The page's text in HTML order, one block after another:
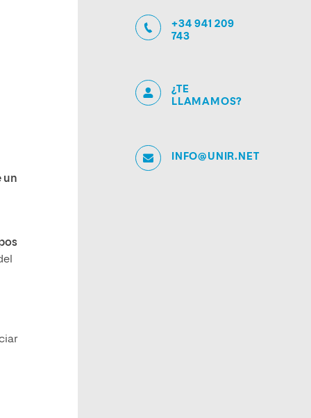
un
+34 941 209
743
¿TE
LLAMAMOS?
INFO@UNIR.NET